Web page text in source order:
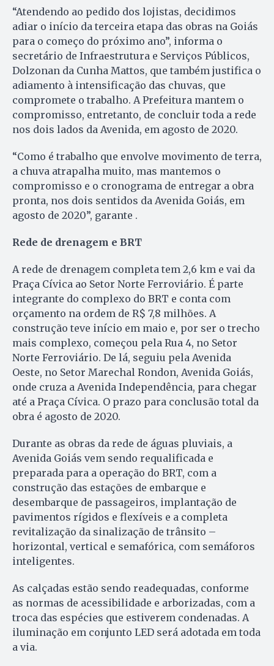
“Atendendo ao pedido dos lojistas, decidimos
adiar o início da terceira etapa das obras na Goiás
para o começo do próximo ano”, informa o
secretário de Infraestrutura e Serviços Públicos,
Dolzonan da Cunha Mattos, que também justifica o
adiamento à intensificação das chuvas, que
compromete o trabalho. A Prefeitura mantem o
compromisso, entretanto, de concluir toda a rede
nos dois lados da Avenida, em agosto de 2020.
“Como é trabalho que envolve movimento de terra,
a chuva atrapalha muito, mas mantemos o
compromisso e o cronograma de entregar a obra
pronta, nos dois sentidos da Avenida Goiás, em
agosto de 2020”, garante .
Rede de drenagem e BRT
A rede de drenagem completa tem 2,6 km e vai da
Praça Cívica ao Setor Norte Ferroviário. É parte
integrante do complexo do BRT e conta com
orçamento na ordem de R$ 7,8 milhões. A
construção teve início em maio e, por ser o trecho
mais complexo, começou pela Rua 4, no Setor
Norte Ferroviário. De lá, seguiu pela Avenida
Oeste, no Setor Marechal Rondon, Avenida Goiás,
onde cruza a Avenida Independência, para chegar
até a Praça Cívica. O prazo para conclusão total da
obra é agosto de 2020.
Durante as obras da rede de águas pluviais, a
Avenida Goiás vem sendo requalificada e
preparada para a operação do BRT, com a
construção das estações de embarque e
desembarque de passageiros, implantação de
pavimentos rígidos e flexíveis e a completa
revitalização da sinalização de trânsito –
horizontal, vertical e semafórica, com semáforos
inteligentes.
As calçadas estão sendo readequadas, conforme
as normas de acessibilidade e arborizadas, com a
troca das espécies que estiverem condenadas. A
iluminação em conjunto LED será adotada em toda
a via.